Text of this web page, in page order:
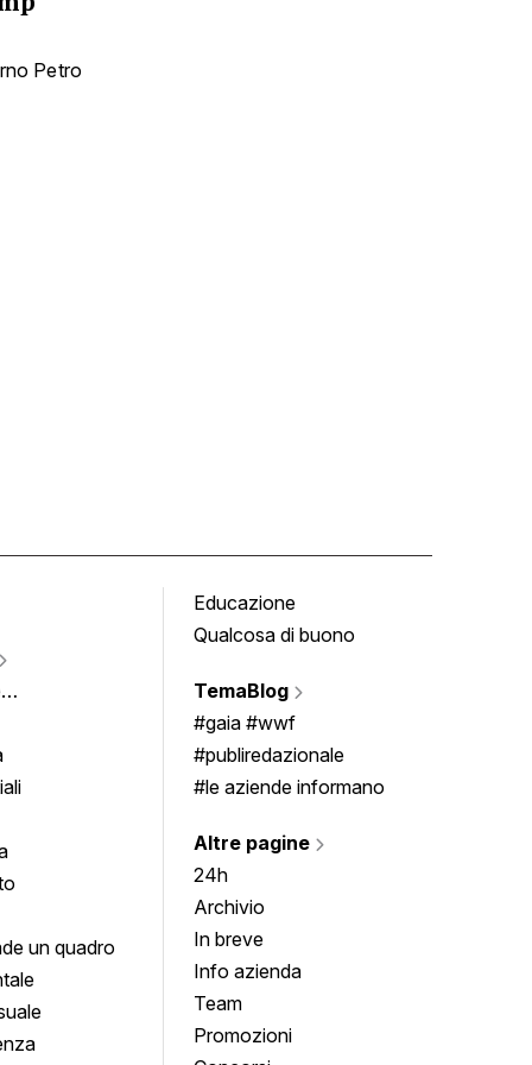
Petro
un quadro
Educazione
Qualcosa di buono
TemaBlog
#gaia #wwf
#publiredazionale
#le aziende informano
Altre pagine
24h
Archivio
In breve
Info azienda
Team
Promozioni